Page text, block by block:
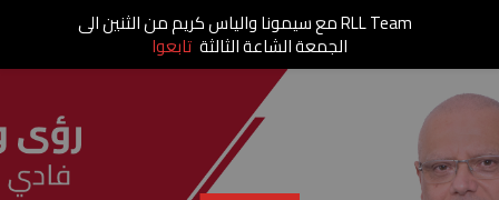
RLL Team مع سيمونا والياس كريم من الثنين الى
الجمعة الشاعة الثالثة تابعوا